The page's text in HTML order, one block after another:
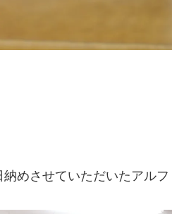
納めさせていただいたアルフ